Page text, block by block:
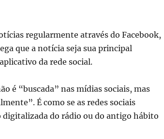
regularmente através do Facebook,
que a notícia seja sua principal
da rede social.
é “buscada” nas mídias sociais, mas
É como se as redes sociais
digitalizada do rádio ou do antigo hábito